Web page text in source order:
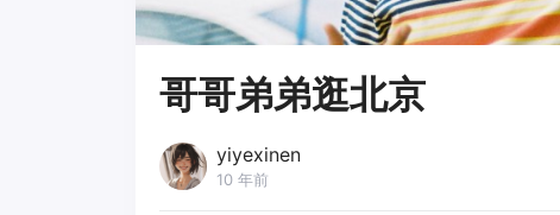
哥哥弟弟逛北京
yiyexinen
10 年前